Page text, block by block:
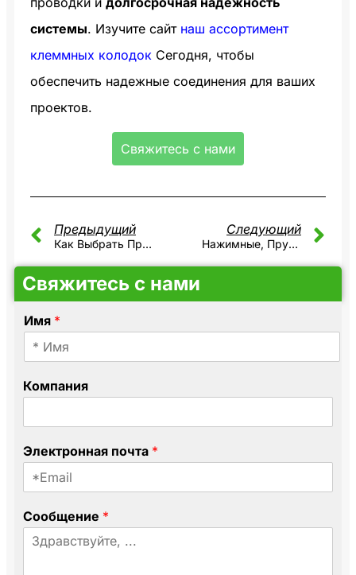
системы. Изучите сайт наш ассортимент
клеммных колодок Сегодня, чтобы
обеспечить надежные соединения для ваших
проектов.
Свяжитесь с нами
Предыдущий
Как Выбрать Правильный Блок Питания Для Системы Видеонаблюдения? Ключевая Роль Блока Предохранителей Для Видеонаблюдения 12 В
Следующий
Нажимные, Пружинные, Винтовые И Болтовые: Руководство По Выбору Подходящего Клеммного Блока
Свяжитесь с нами
Имя *
*
*
o
p
n
Компания
Электронная почта *
Сообщение *